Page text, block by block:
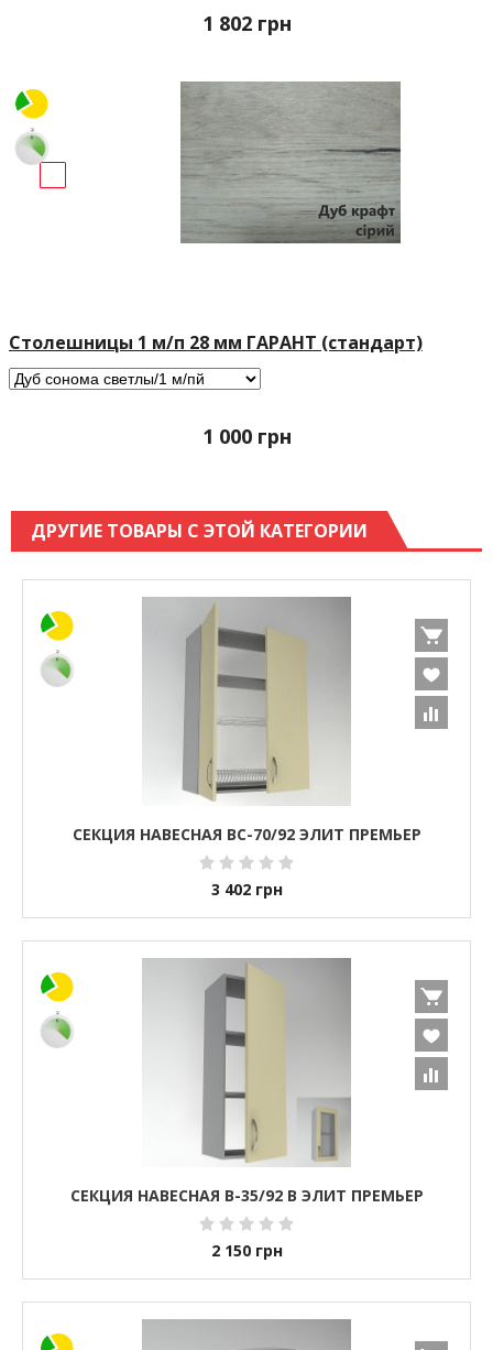
1 802 грн
Столешницы 1 м/п 28 мм ГАРАНТ (стандарт)
1 000 грн
ДРУГИЕ ТОВАРЫ С ЭТОЙ КАТЕГОРИИ
СЕКЦИЯ НАВЕСНАЯ ВС-70/92 ЭЛИТ ПРЕМЬЕР
3 402 грн
СЕКЦИЯ НАВЕСНАЯ В-35/92 В ЭЛИТ ПРЕМЬЕР
2 150 грн